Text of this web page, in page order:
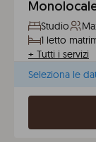
Studio
1 letto
+ Tutti i servizi
Seleziona le